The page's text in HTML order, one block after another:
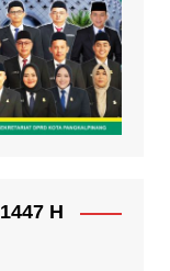
H